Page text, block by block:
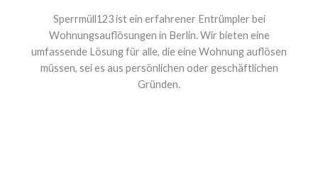
Sperrmüll123 ist ein erfahrener Entrümpler bei
Wohnungsauflösungen in Berlin. Wir bieten eine
umfassende Lösung für alle, die eine Wohnung auflösen
müssen, sei es aus persönlichen oder geschäftlichen
Gründen.